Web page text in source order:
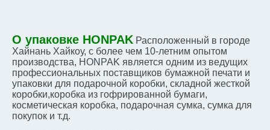
О упаковке HONPAK Расположенный в городе
Хайнань Хайкоу, с более чем 10-летним опытом
производства, HONPAK является одним из ведущих
профессиональных поставщиков бумажной печати и
упаковки для подарочной коробки, складной жесткой
коробки,коробка из гофрированной бумаги,
косметическая коробка, подарочная сумка, сумка для
покупок и т.д.